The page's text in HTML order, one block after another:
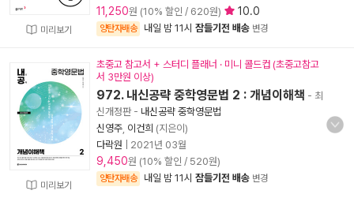
미리보기
11,250원 (10% 할인 / 620원) 10.0
양탄자배송 내일 밤 11시 잠들기전 배송 변경
미리보기
초중고 참고서 + 스터디 플래너 · 미니 콜드컵 (초중고참고
서 3만원 이상)
972. 내신공략 중학영문법 2 : 개념이해책 - 최
신개정판- 내신공략 중학영문법
신영주 이건희 (지은이)
다락원
2021년 03월
9,450원 (10% 할인 / 520원)
양탄자배송 내일 밤 11시 잠들기전 배송 변경